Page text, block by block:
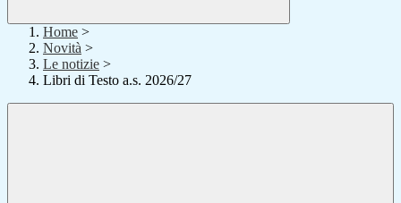
Home >
Novità >
Le notizie >
Libri di Testo a.s. 2026/27